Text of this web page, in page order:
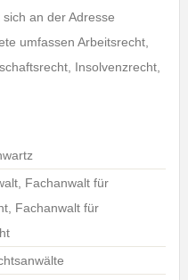
an der Adresse
umfassen Arbeitsrecht,
Insolvenzrecht,
Fachanwalt für
Fachanwalt für